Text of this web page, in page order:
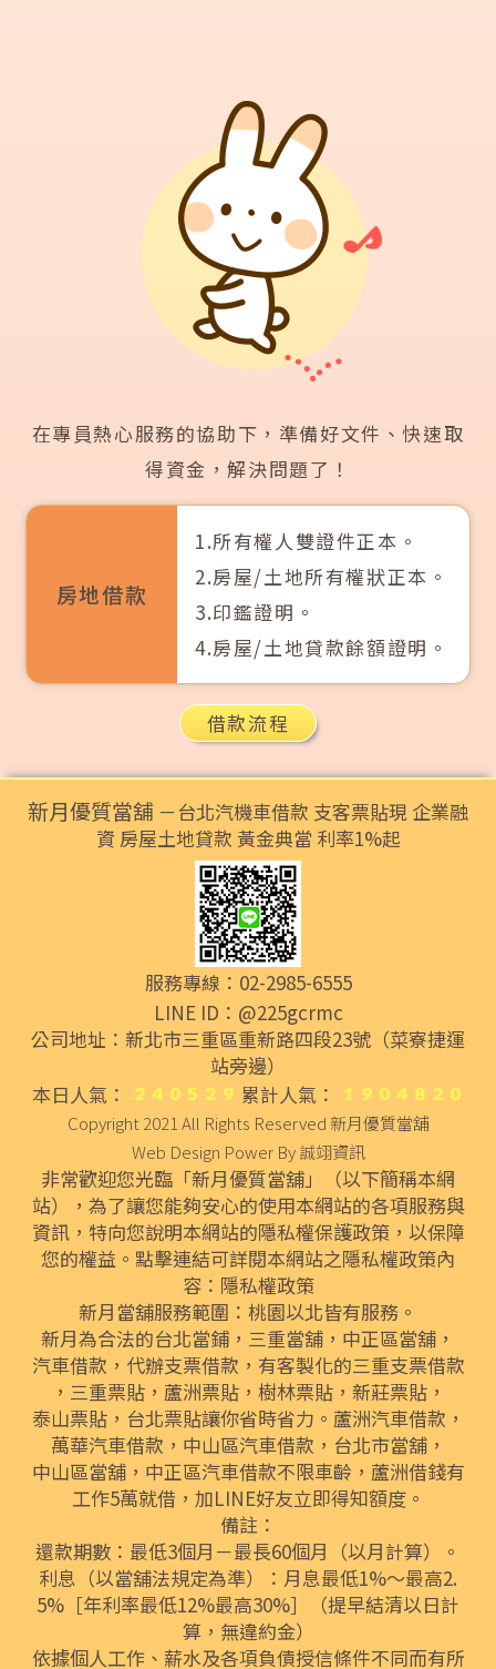
在專員熱心服務的協助下，準備好文件、快速取
得資金，解決問題了！
房地借款
1.所有權人雙證件正本。
2.房屋/土地所有權狀正本。
3.印鑑證明。
4.房屋/土地貸款餘額證明。
借款流程
新月優質當舖 －台北汽機車借款 支客票貼現 企業融
資 房屋土地貸款 黃金典當 利率1%起
服務專線：02-2985-6555
LINE ID：@225gcrmc
公司地址：新北市三重區重新路四段23號（菜寮捷運
站旁邊）
本日人氣：
累計人氣：
Copyright 2021 All Rights Reserved新月優質當舖
Web Design Power By誠翊資訊
非常歡迎您光臨「新月優質當舖」（以下簡稱本網
站），為了讓您能夠安心的使用本網站的各項服務與
資訊，特向您說明本網站的隱私權保護政策，以保障
您的權益。點擊連結可詳閱本網站之隱私權政策內
容： 隱私權政策
新月當舖服務範圍：桃園以北皆有服務。
新月為合法的台北當鋪 ， 三重當舖 ， 中正區當舖 ，
汽車借款 ，代辦支票借款 ，有客製化的三重支票借款
， 三重票貼， 蘆洲票貼， 樹林票貼， 新莊票貼，
泰山票貼， 台北票貼讓你省時省力。 蘆洲汽車借款 ，
萬華汽車借款 ， 中山區汽車借款 ， 台北市當舖，
中山區當舖， 中正區汽車借款不限車齡， 蘆洲借錢有
工作5萬就借，加LINE好友立即得知額度。
備註：
還款期數：最低3個月－最長60個月（以月計算）。
利息（以當舖法規定為準）：月息最低1%～最高2.
5%［年利率最低12%最高30%］（提早結清以日計
算，無違約金）
依據個人工作、薪水及各項負債授信條件不同而有所